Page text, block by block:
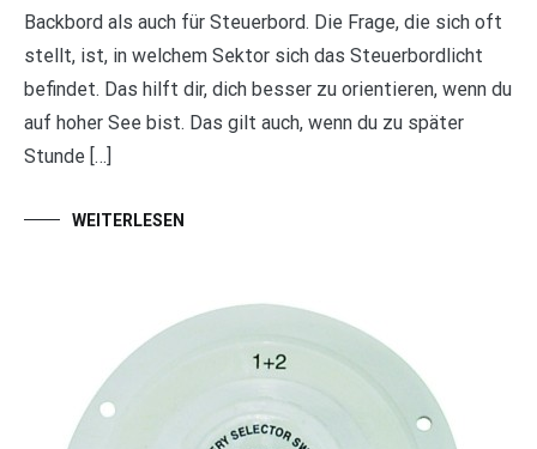
Backbord als auch für Steuerbord. Die Frage, die sich oft
stellt, ist, in welchem Sektor sich das Steuerbordlicht
befindet. Das hilft dir, dich besser zu orientieren, wenn du
auf hoher See bist. Das gilt auch, wenn du zu später
Stunde […]
WEITERLESEN